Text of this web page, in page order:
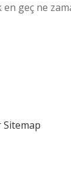
en geç ne
Sitemap